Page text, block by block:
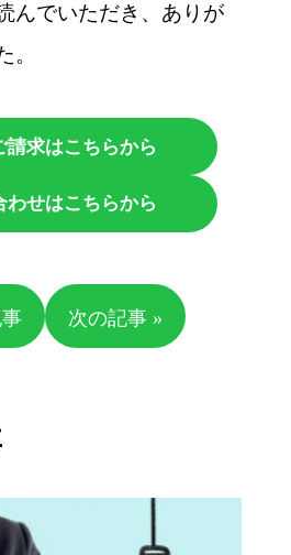
んでいただき、ありが
。
請求はこちらから
わせはこちらから
次の記事 »